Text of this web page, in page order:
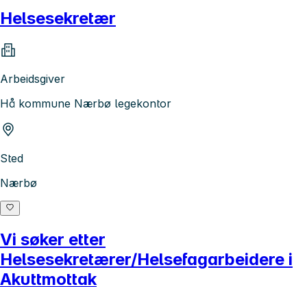
Helsesekretær
Arbeidsgiver
Hå kommune Nærbø legekontor
Sted
Nærbø
Vi søker etter
Helsesekretærer/Helsefagarbeidere i
Akuttmottak